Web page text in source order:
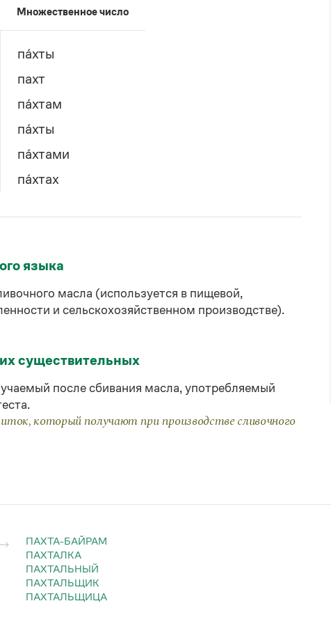
Множественное число
па́хты
пахт
па́хтам
па́хты
па́хтами
па́хтах
существительных
после сбивания масла, употребляемый
который получают при производстве сливочного
языка
масла (используется в пищевой,
и сельскохозяйственном производстве).
ПАХТА-БАЙРАМ
ПАХТАЛКА
ПАХТАЛЬНЫЙ
ПАХТАЛЬЩИК
ПАХТАЛЬЩИЦА